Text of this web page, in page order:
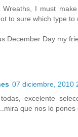
Wreaths, I must
to sure which type to
December Day my
07 diciembre, 2010
excelente
que nos lo pones